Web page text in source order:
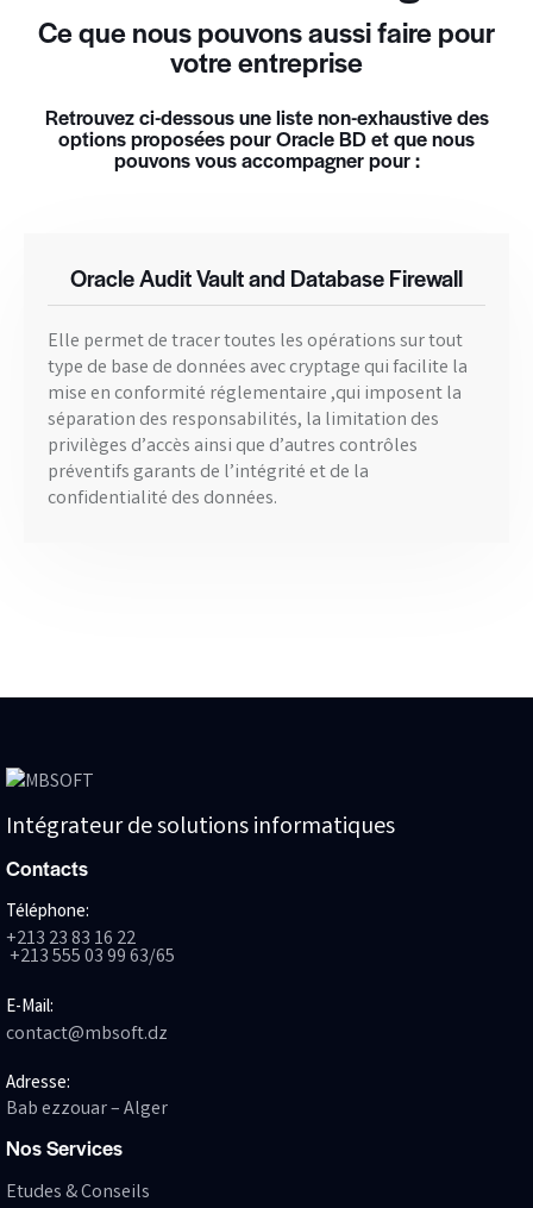
Ce que nous pouvons aussi faire pour
votre entreprise
Retrouvez ci-dessous une liste non-exhaustive des
options proposées pour Oracle BD et que nous
pouvons vous accompagner pour :
Oracle Audit Vault and Database Firewall
Elle permet de tracer toutes les opérations sur tout
type de base de données avec cryptage qui facilite la
mise en conformité réglementaire ,qui imposent la
séparation des responsabilités, la limitation des
privilèges d’accès ainsi que d’autres contrôles
préventifs garants de l’intégrité et de la
confidentialité des données.
Intégrateur de solutions informatiques
Contacts
Téléphone:
+213 23 83 16 22
+213 555 03 99 63/65
E-Mail:
contact@mbsoft.dz
Adresse:
Bab ezzouar – Alger
Nos Services
Etudes & Conseils